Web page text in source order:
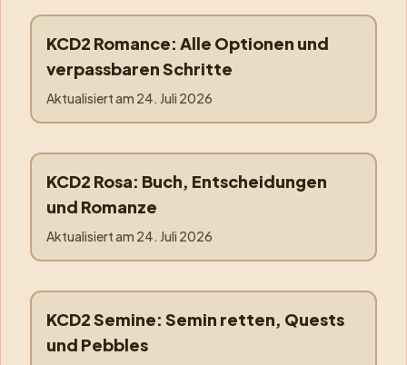
romance
KCD2 Romance: Alle Optionen und
verpassbaren Schritte
Aktualisiert am 24. Juli 2026
rosa
KCD2 Rosa: Buch, Entscheidungen
und Romanze
Aktualisiert am 24. Juli 2026
semine
KCD2 Semine: Semin retten, Quests
und Pebbles